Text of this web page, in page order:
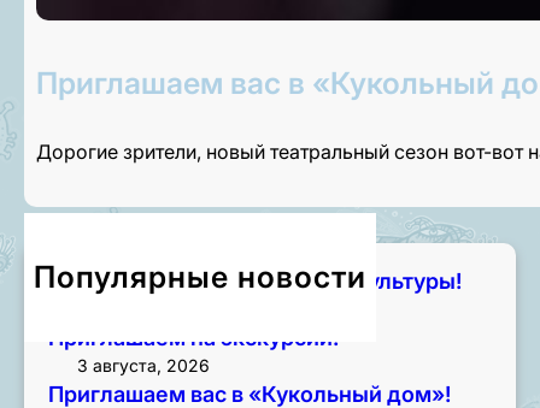
Приглашаем вас в «Кукольный
Дорогие зрители, новый театральный сезон вот-вот
Популярные новости
Чем занять лето? Начните с культуры!
Приглашаем на экскурсии!
3 августа, 2026
Приглашаем вас в «Кукольный дом»!